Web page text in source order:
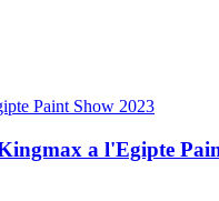
a l'Egipte